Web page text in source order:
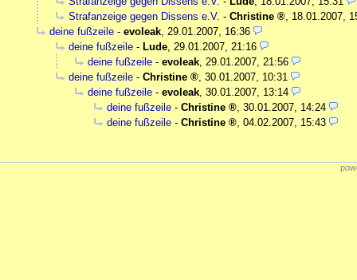
Strafanzeige gegen Dissens e.V. - Christine , 18.01.2007,
deine fußzeile - evoleak, 29.01.2007, 16:36
deine fußzeile - Lude, 29.01.2007, 21:16
deine fußzeile - evoleak, 29.01.2007, 21:56
deine fußzeile - Christine , 30.01.2007, 10:31
deine fußzeile - evoleak, 30.01.2007, 13:14
deine fußzeile - Christine , 30.01.2007, 14:24
deine fußzeile - Christine , 04.02.2007, 15:43